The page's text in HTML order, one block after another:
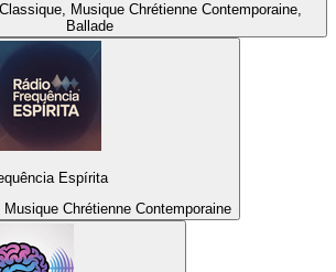
Musique Chrétienne Contemporaine,
Ballade
Espírita
Chrétienne Contemporaine